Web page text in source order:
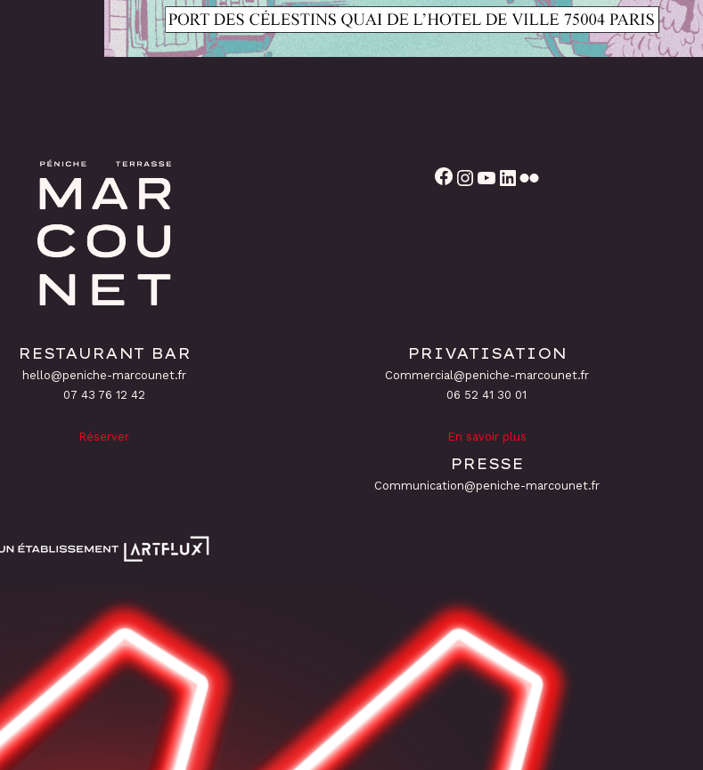
Facebook Instagram YouTube
RESTAURANT BAR
hello@peniche-marcounet.fr
‭07 43 76 12 42
Réserver
PRIVATISATION
Commercial@peniche-marcounet.fr
06 52 41 30 01
En savoir plus
PRESSE
Communication@peniche-marcounet.fr